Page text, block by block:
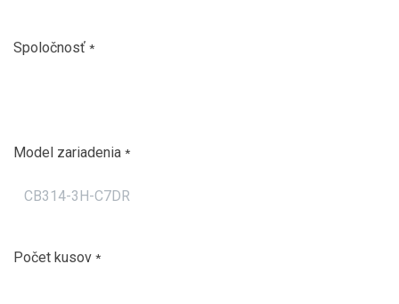
Spoločnosť *
Model zariadenia *
Počet kusov *